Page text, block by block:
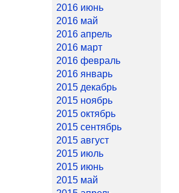
2016 июнь
2016 май
2016 апрель
2016 март
2016 февраль
2016 январь
2015 декабрь
2015 ноябрь
2015 октябрь
2015 сентябрь
2015 август
2015 июль
2015 июнь
2015 май